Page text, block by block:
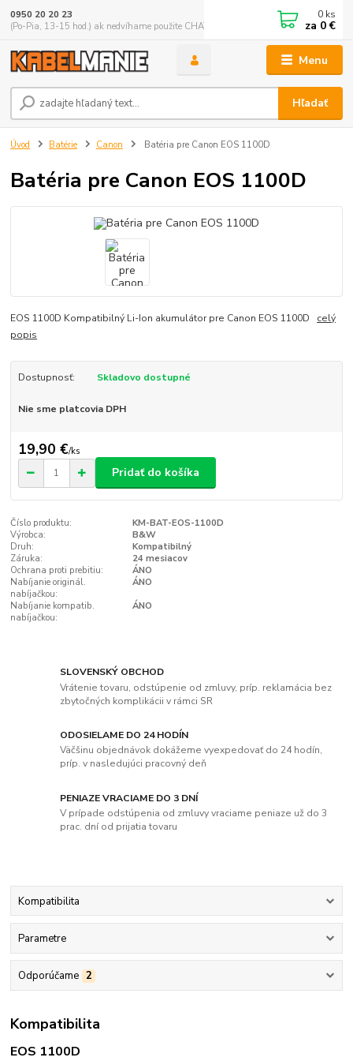
Menu
Hľadať
0950 20 20 23
(Po-Pia, 13-15 hod.) ak nedvíhame použite CHATBOX
0 ks
za 0 €
Úvod Batérie Canon Batéria pre Canon EOS 1100D
Batéria pre Canon EOS 1100D
EOS 1100D Kompatibilný Li-Ion akumulátor pre Canon EOS 1100D celý
popis
Dostupnosť: Skladovo dostupné
Nie sme platcovia DPH
19,90 €/ks
Pridať do košíka
Číslo produktu:
KM-BAT-EOS-1100D
Výrobca:
B&W
Druh:
Kompatibilný
Záruka:
24 mesiacov
Ochrana proti prebitiu:
ÁNO
Nabíjanie originál.
nabíjačkou:
ÁNO
Nabíjanie kompatib.
nabíjačkou:
ÁNO
SLOVENSKÝ OBCHOD
Vrátenie tovaru, odstúpenie od zmluvy, príp. reklamácia bez
zbytočných komplikácii v rámci SR
ODOSIELAME DO 24 HODÍN
Väčšinu objednávok dokážeme vyexpedovať do 24 hodín,
príp. v nasledujúci pracovný deň
PENIAZE VRACIAME DO 3 DNÍ
V prípade odstúpenia od zmluvy vraciame peniaze už do 3
prac. dní od prijatia tovaru
Kompatibilita
Parametre
Odporúčame 2
Kompatibilita
EOS 1100D